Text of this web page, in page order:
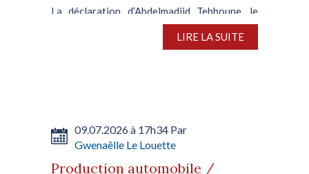
La déclaration d’Abdelmadjid Tebboune, le
président de la République algérienne,
concernant les nouveaux quotas sur les
LIRE LA SUITE
09.07.2026 à 17h34 Par
Gwenaëlle Le Louette
Production automobile /